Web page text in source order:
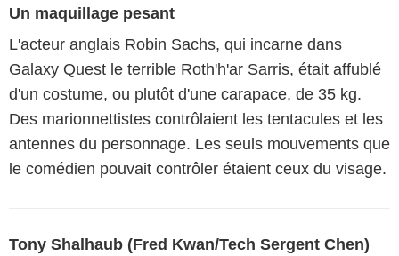
Un maquillage pesant
L'acteur anglais Robin Sachs, qui incarne dans
Galaxy Quest le terrible Roth'h'ar Sarris, était affublé
d'un costume, ou plutôt d'une carapace, de 35 kg.
Des marionnettistes contrôlaient les tentacules et les
antennes du personnage. Les seuls mouvements que
le comédien pouvait contrôler étaient ceux du visage.
Tony Shalhaub (Fred Kwan/Tech Sergent Chen)